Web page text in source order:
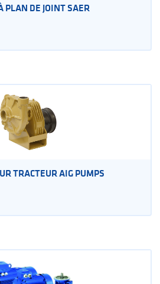
PLAN DE JOINT SAER
TRACTEUR AIG PUMPS